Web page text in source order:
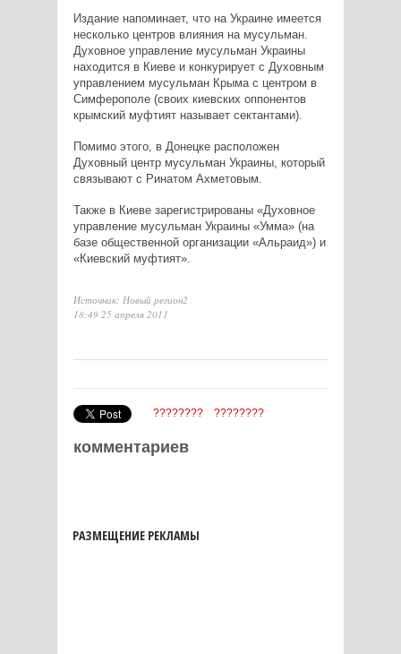
Издание напоминает, что на Украине имеется
несколько центров влияния на мусульман.
Духовное управление мусульман Украины
находится в Киеве и конкурирует с Духовным
управлением мусульман Крыма с центром в
Симферополе (своих киевских оппонентов
крымский муфтият называет сектантами).
Помимо этого, в Донецке расположен
Духовный центр мусульман Украины, который
связывают с Ринатом Ахметовым.
Также в Киеве зарегистрированы «Духовное
управление мусульман Украины «Умма» (на
базе общественной организации «Альраид») и
«Киевский муфтият».
Источник: Новый регион2
18:49 25 апреля 2011
???????? ????????
комментариев
РАЗМЕЩЕНИЕ РЕКЛАМЫ